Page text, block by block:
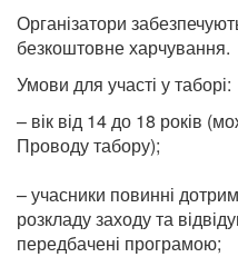
Організатори
безкоштовне харчування.
Умови для участі у таборі:
– вік від 14 до 18 років
Проводу табору);
– учасники повинні
розкладу заходу та
передбачені програмою;